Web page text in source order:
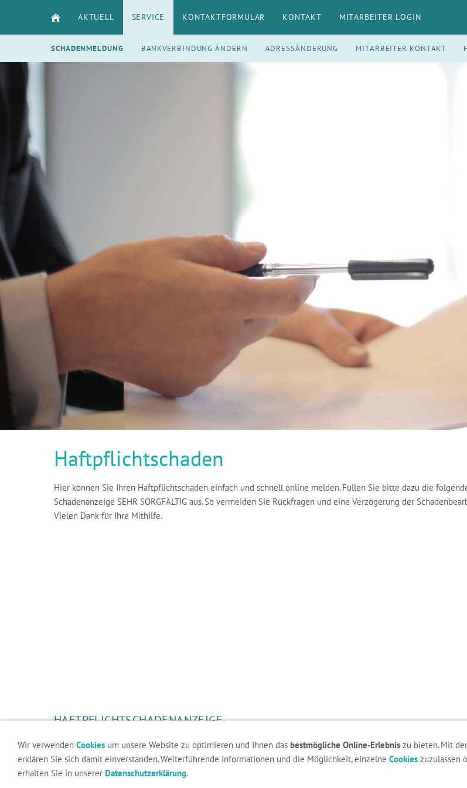
AKTUELL SERVICE KONTAKTFORMULAR KONTAKT MITARBEITER LOGIN
SCHADENMELDUNG BANKVERBINDUNG ÄNDERN ADRESSÄNDERUNG MITARBEITER KONTAKT
Haftpflichtschaden
Hier können Sie Ihren Haftpflichtschaden einfach und schnell online melden. Füllen Sie bitte dazu die
Schadenanzeige SEHR SORGFÄLTIG aus. So vermeiden Sie Rückfragen und eine Verzögerung der
Vielen Dank für Ihre Mithilfe.
HAFTPFLICHTSCHADENANZEIGE
Dieser Inhalt kann leider nicht angezeigt werden, da Sie der Speicherung der für die Darstellung
Datenschutzerklärung, um Ihre Cookie-Präferenzen
Wir verwenden Cookies um unsere Website zu optimieren und Ihnen das bestmögliche Online-Erlebnis zu bieten. Mit
erklären Sie sich damit einverstanden. Weiterführende Informationen und die Möglichkeit, einzelne Cookies zuzulassen
erhalten Sie in unserer Datenschutzerklärung.